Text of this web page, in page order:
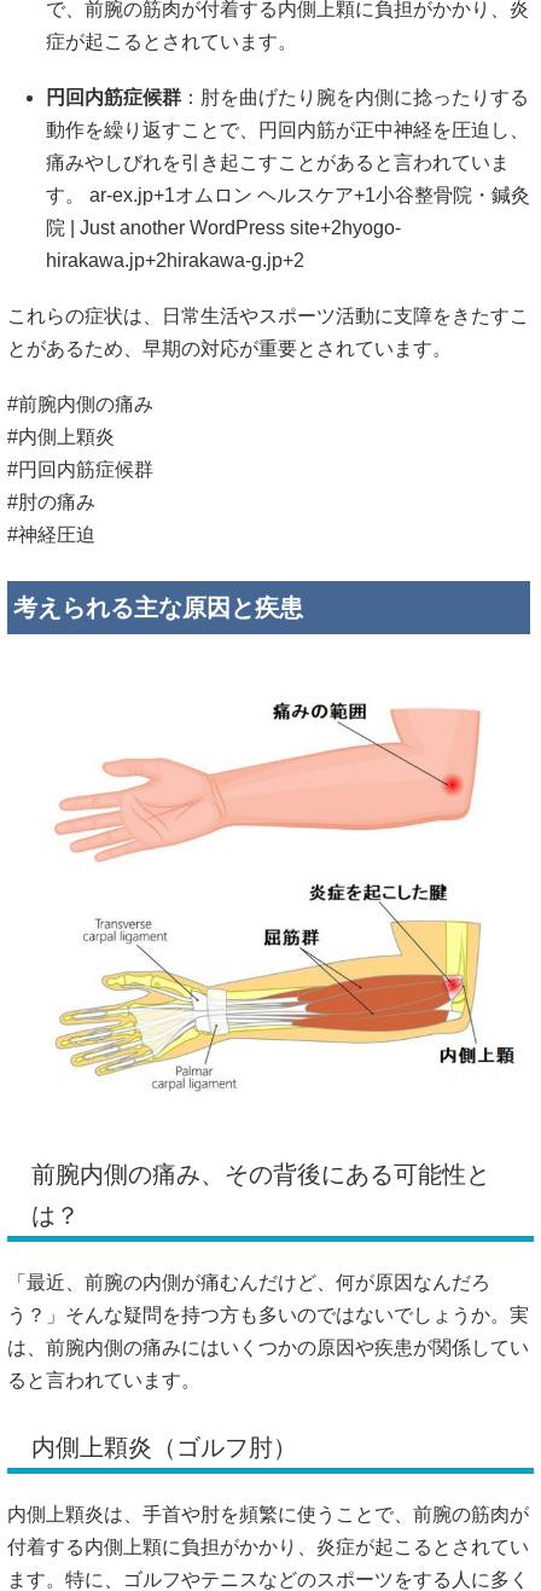
で、前腕の筋肉が付着する内側上顆に負担がかかり、炎
症が起こるとされています。
円回内筋症候群 ：​ 肘を曲げたり腕を内側に捻ったりする
動作を繰り返すことで、円回内筋が正中神経を圧迫し、
痛みやしびれを引き起こすことがあると言われていま
す。
ar-ex.jp+1オムロン ヘルスケア+1小谷整骨院・鍼灸
院 | Just another WordPress site+2hyogo-
hirakawa.jp+2hirakawa-g.jp+2
これらの症状は、日常生活やスポーツ活動に支障をきたすこ
とがあるため、早期の対応が重要とされています。
#前腕内側の痛み
#内側上顆炎
#円回内筋症候群
#肘の痛み
#神経圧迫
考えられる主な原因と疾患
前腕内側の痛み、その背後にある可能性と
は？
「最近、前腕の内側が痛むんだけど、何が原因なんだろ
う？」 そんな疑問を持つ方も多いのではないでしょうか。 実
は、前腕内側の痛みにはいくつかの原因や疾患が関係してい
ると言われています。
内側上顆炎（ゴルフ肘）
内側上顆炎は、手首や肘を頻繁に使うことで、前腕の筋肉が
付着する内側上顆に負担がかかり、炎症が起こるとされてい
ます。 特に、ゴルフやテニスなどのスポーツをする人に多く